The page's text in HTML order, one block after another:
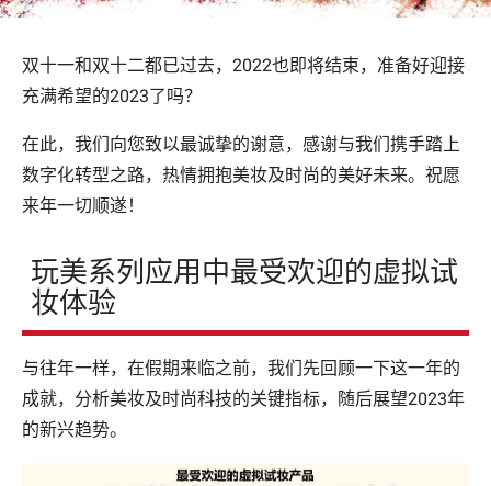
双十一和双十二都已过去，2022也即将结束，准备好迎接
充满希望的2023了吗？
在此，我们向您致以最诚挚的谢意，感谢与我们携手踏上
数字化转型之路，热情拥抱美妆及时尚的美好未来。祝愿
来年一切顺遂！
玩美系列应用中最受欢迎的虚拟试
妆体验
与往年一样，在假期来临之前，我们先回顾一下这一年的
成就，分析美妆及时尚科技的关键指标，随后展望2023年
的新兴趋势。